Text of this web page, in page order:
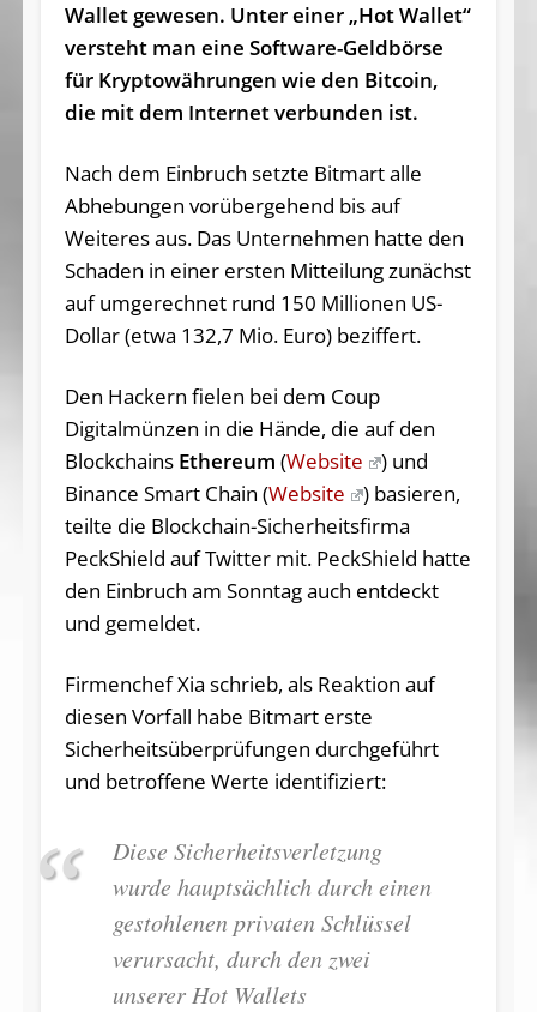
Wallet gewesen. Unter einer „Hot Wallet“
versteht man eine Software-Geldbörse
für Kryptowährungen wie den Bitcoin,
die mit dem Internet verbunden ist.
Nach dem Einbruch setzte Bitmart alle
Abhebungen vorübergehend bis auf
Weiteres aus. Das Unternehmen hatte den
Schaden in einer ersten Mitteilung zunächst
auf umgerechnet rund 150 Millionen US-
Dollar (etwa 132,7 Mio. Euro) beziffert.
Den Hackern fielen bei dem Coup
Digitalmünzen in die Hände, die auf den
Blockchains Ethereum (Website
) und
Binance Smart Chain (Website
) basieren,
teilte die Blockchain-Sicherheitsfirma
PeckShield auf Twitter mit. PeckShield hatte
den Einbruch am Sonntag auch entdeckt
und gemeldet.
Firmenchef Xia schrieb, als Reaktion auf
diesen Vorfall habe Bitmart erste
Sicherheitsüberprüfungen durchgeführt
und betroffene Werte identifiziert:
Diese Sicherheitsverletzung
wurde hauptsächlich durch einen
gestohlenen privaten Schlüssel
verursacht, durch den zwei
unserer Hot Wallets